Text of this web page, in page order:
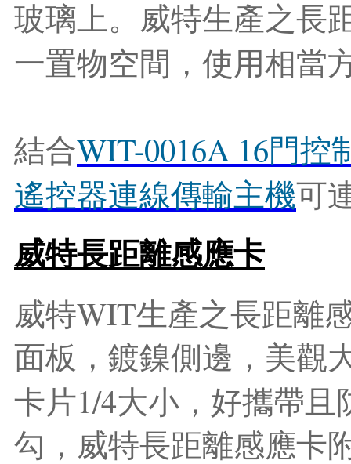
玻璃上。威特生產之長
一置物空間，使用相當
結合WIT-0016A 16門控
遙控器連線傳輸主機可
威特長距離感應卡
威特WIT生產之長距離
面板，鍍鎳側邊，美觀
卡片1/4大小，好攜帶且
勾，威特長距離感應卡